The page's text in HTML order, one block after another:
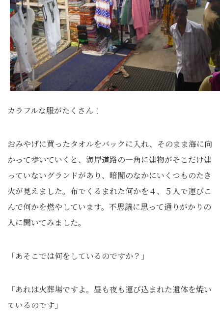
カラフルな服がたくさん！
おみやげに買ったタオルをバックに入れ、そのまま海に向
かって歩いていくと、海岸道路の一角に建物がそこだけ建
っていないグランドがあり、暗闇のなかにいくつものたき
火が見えました。布でくるまれた何かを４、５人で運びこ
んで何かを燃やしています。不思議に思って通りがかりの
人に聞いてみました。
「あそこでは何をしているのですか？」
「あれは火葬場ですよ。昼も夜も運び込まれた遺体を焼い
ているのです」